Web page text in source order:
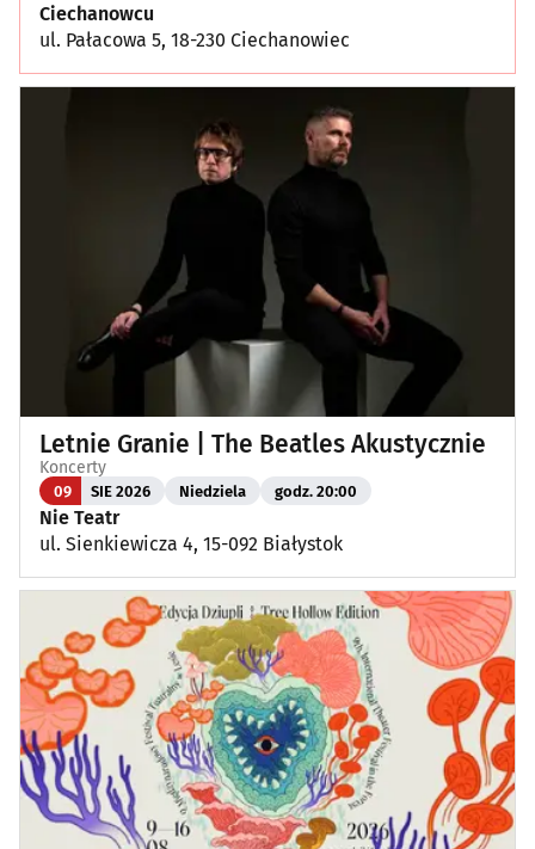
Ciechanowcu
ul. Pałacowa 5, 18-230 Ciechanowiec
Letnie Granie | The Beatles Akustycznie
Koncerty
09 SIE 2026 Niedziela godz. 20:00
Nie Teatr
ul. Sienkiewicza 4, 15-092 Białystok